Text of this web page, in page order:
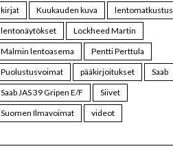
kirjat
Kuukauden kuva
lentomatkustus
lentonäytökset
Lockheed Martin
Malmin lentoasema
Pentti Perttula
Puolustusvoimat
pääkirjoitukset
Saab
Saab JAS 39 Gripen E/F
Siivet
Suomen Ilmavoimat
videot